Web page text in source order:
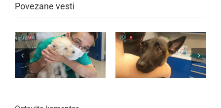
Povezane vesti